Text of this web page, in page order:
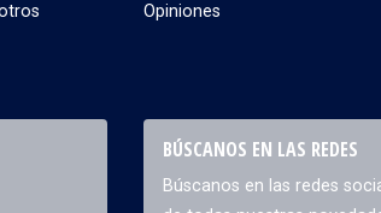
Opiniones
BÚSCANOS EN LAS REDES
Búscanos en las redes